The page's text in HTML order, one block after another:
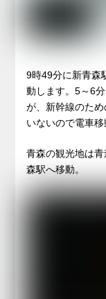
9時49分に新青森
動します。5～6
が、新幹線のた
いないので電車移
青森の観光地は
森駅へ移動。